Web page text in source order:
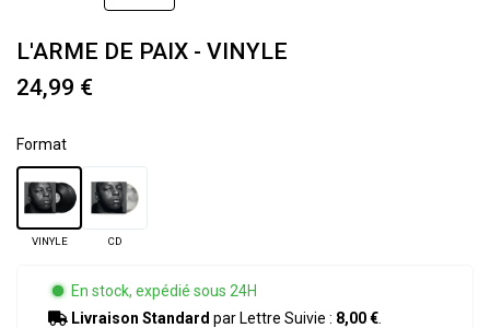
L'ARME DE PAIX - VINYLE
24,99 €
Format
VINYLE CD
En stock, expédié sous 24H
Livraison Standard par Lettre Suivie : 8,00 €